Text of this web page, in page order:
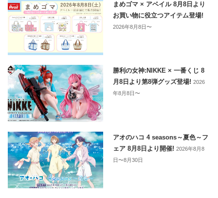
まめゴマ × アベイル 8月8日より
お買い物に役立つアイテム登場!
2026年8月8日〜
勝利の女神:NIKKE × 一番くじ 8
月8日より第8弾グッズ登場!2026
年8月8日〜
アオのハコ 4 seasons～夏色～フ
ェア 8月8日より開催!2026年8月8
日〜8月30日